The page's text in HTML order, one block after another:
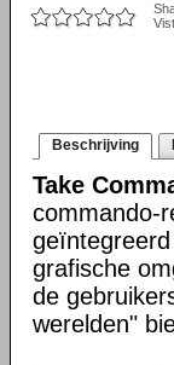
Beschrijving
Take
commando-
grafische
de
werelden"